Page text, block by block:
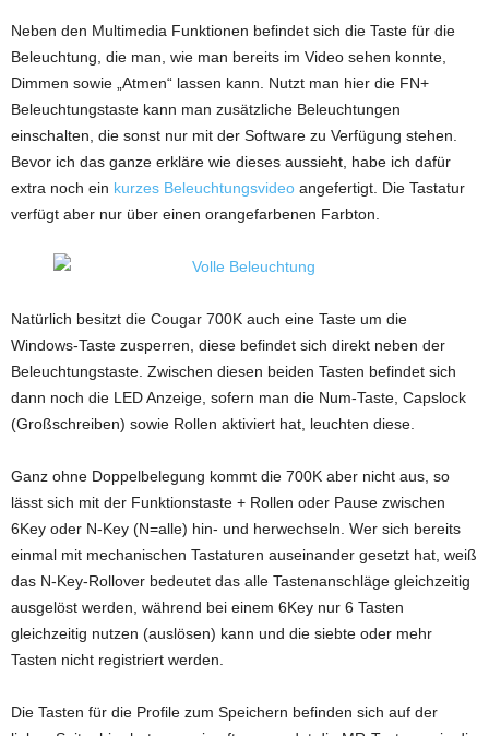
Neben den Multimedia Funktionen befindet sich die Taste für die
Beleuchtung, die man, wie man bereits im Video sehen konnte,
Dimmen sowie „Atmen“ lassen kann. Nutzt man hier die FN+
Beleuchtungstaste kann man zusätzliche Beleuchtungen
einschalten, die sonst nur mit der Software zu Verfügung stehen.
Bevor ich das ganze erkläre wie dieses aussieht, habe ich dafür
extra noch ein kurzes Beleuchtungsvideo angefertigt. Die Tastatur
verfügt aber nur über einen orangefarbenen Farbton.
Natürlich besitzt die Cougar 700K auch eine Taste um die
Windows-Taste zusperren, diese befindet sich direkt neben der
Beleuchtungstaste. Zwischen diesen beiden Tasten befindet sich
dann noch die LED Anzeige, sofern man die Num-Taste, Capslock
(Großschreiben) sowie Rollen aktiviert hat, leuchten diese.
Ganz ohne Doppelbelegung kommt die 700K aber nicht aus, so
lässt sich mit der Funktionstaste + Rollen oder Pause zwischen
6Key oder N-Key (N=alle) hin- und herwechseln. Wer sich bereits
einmal mit mechanischen Tastaturen auseinander gesetzt hat, weiß
das N-Key-Rollover bedeutet das alle Tastenanschläge gleichzeitig
ausgelöst werden, während bei einem 6Key nur 6 Tasten
gleichzeitig nutzen (auslösen) kann und die siebte oder mehr
Tasten nicht registriert werden.
Die Tasten für die Profile zum Speichern befinden sich auf der